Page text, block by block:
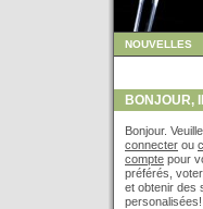
NOUVELLES
BONJOUR,
Bonjour.
connecter ou
compte pour
préférés,
et obtenir des
personalisées!